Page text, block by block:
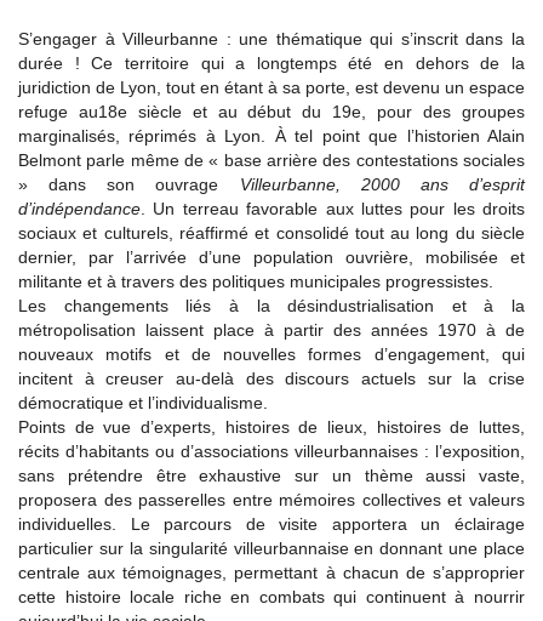
S’engager à Villeurbanne : une thématique qui s’inscrit dans la
durée ! Ce territoire qui a longtemps été en dehors de la
juridiction de Lyon, tout en étant à sa porte, est devenu un espace
refuge au18e siècle et au début du 19e, pour des groupes
marginalisés, réprimés à Lyon. À tel point que l’historien Alain
Belmont parle même de « base arrière des contestations sociales
» dans son ouvrage Villeurbanne, 2000 ans d’esprit
d’indépendance . Un terreau favorable aux luttes pour les droits
sociaux et culturels, réaffirmé et consolidé tout au long du siècle
dernier, par l’arrivée d’une population ouvrière, mobilisée et
militante et à travers des politiques municipales progressistes.
Les changements liés à la désindustrialisation et à la
métropolisation laissent place à partir des années 1970 à de
nouveaux motifs et de nouvelles formes d’engagement, qui
incitent à creuser au-delà des discours actuels sur la crise
démocratique et l’individualisme.
Points de vue d’experts, histoires de lieux, histoires de luttes,
récits d’habitants ou d’associations villeurbannaises : l’exposition,
sans prétendre être exhaustive sur un thème aussi vaste,
proposera des passerelles entre mémoires collectives et valeurs
individuelles. Le parcours de visite apportera un éclairage
particulier sur la singularité villeurbannaise en donnant une place
centrale aux témoignages, permettant à chacun de s’approprier
cette histoire locale riche en combats qui continuent à nourrir